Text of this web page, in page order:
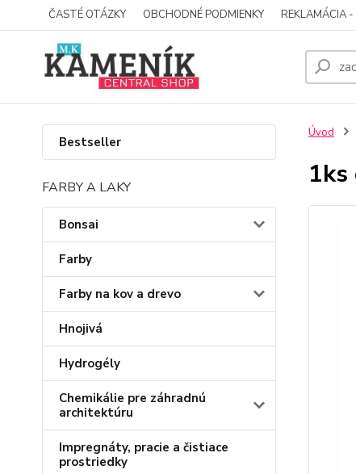
ČASTÉ OTÁZKY OBCHODNÉ PODMIENKY REKLAMÁCIA
Bestseller
FARBY A LAKY
Bonsai
Farby
Farby na kov a drevo
Hnojivá
Hydrogély
Chemikálie pre záhradnú
architektúru
Impregnáty, pracie a čistiace
prostriedky
Úvod